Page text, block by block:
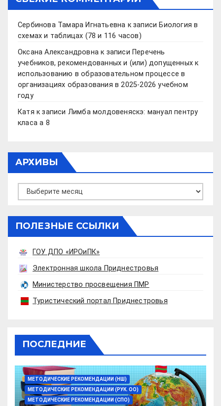
Сербинова Тамара Игнатьевна к записи Биология в
схемах и таблицах (78 и 116 часов)
Оксана Александровна к записи Перечень
учебников, рекомендованных и (или) допущенных к
использованию в образовательном процессе в
организациях образования в 2025-2026 учебном
году
Катя к записи Лимба молдовеняскэ: мануал пентру
класа а 8
АРХИВЫ
Архивы
ПОЛЕЗНЫЕ ССЫЛКИ
ГОУ ДПО «ИРОиПК»
Электронная школа Приднестровья
Министерство просвещения ПМР
Туристический портал Приднестровья
ПОСЛЕДНИЕ
МЕТОДИЧЕСКИЕ РЕКОМЕНДАЦИИ (НШ)
МЕТОДИЧЕСКИЕ РЕКОМЕНДАЦИИ (РУК. ОО)
МЕТОДИЧЕСКИЕ РЕКОМЕНДАЦИИ (СПО)